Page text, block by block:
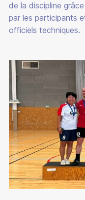
de la discipline
par les participants
officiels techniques.